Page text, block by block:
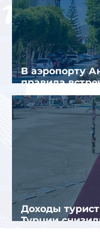
В аэропорту
правила
Доходы
Турции